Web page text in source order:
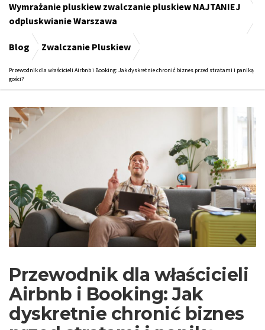
Wymrażanie pluskiew zwalczanie pluskiew NAJTANIEJ
odpluskwianie Warszawa
Blog Zwalczanie Pluskiew
Przewodnik dla właścicieli Airbnb i Booking: Jak dyskretnie chronić biznes przed stratami i paniką
gości?
Przewodnik dla właścicieli
Airbnb i Booking: Jak
dyskretnie chronić biznes